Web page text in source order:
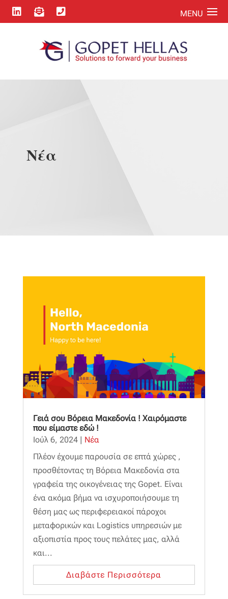
  
Νέα
Γειά σου Βόρεια Μακεδονία ! Χαιρόμαστε
που είμαστε εδώ !
Ιούλ 6, 2024| Νέα
Πλέον έχουμε παρουσία σε επτά χώρες ,
προσθέτοντας τη Βόρεια Μακεδονία στα
γραφεία της οικογένειας της Gopet. Είναι
ένα ακόμα βήμα να ισχυροποιήσουμε τη
θέση μας ως περιφερειακοί πάροχοι
μεταφορικών και Logistics υπηρεσιών με
αξιοπιστία προς τους πελάτες μας, αλλά
και...
Διαβάστε Περισσότερα